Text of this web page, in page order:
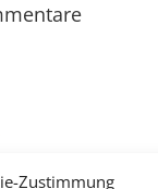
Zustimmung